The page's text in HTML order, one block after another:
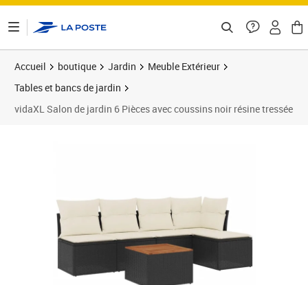
Accueil boutique Jardin
Meuble Extérieur
Tables et bancs de jardin
vidaXL Salon de jardin 6 Pièces avec coussins noir résine tressée